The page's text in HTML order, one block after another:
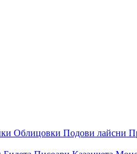
Облицовки Подови лайсни